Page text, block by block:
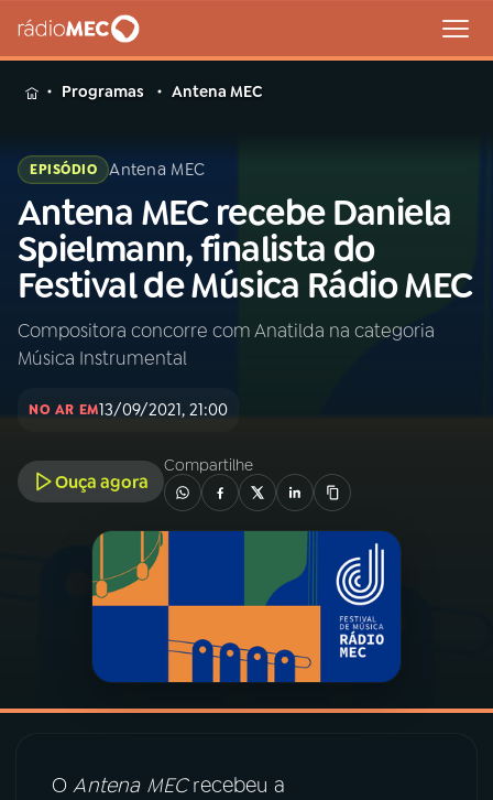
MENU
Buscar
na
Rádio
MEC
Buscar
Início AO VIVO
INÍCIO
A RÁDIO
PROGRAMAÇÃO
Programas Antena MEC
EPISÓDIO Antena MEC
Antena MEC recebe Daniela
Spielmann, finalista do
Festival de Música Rádio MEC
Compositora concorre com Anatilda na categoria
Música Instrumental
NO AR EM13/09/2021, 21:00
Ouça agora
Compartilhe
OAntena MECrecebeu a